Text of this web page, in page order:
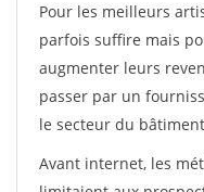
Pour les meilleurs
parfois suffire mais
augmenter leurs
passer par un
le secteur du
Avant internet, les